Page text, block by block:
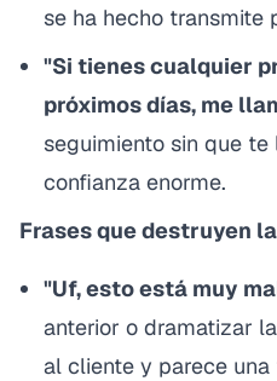
se ha hecho transmite
"Si tienes cualquier
próximos días, me
seguimiento sin que
confianza enorme.
Frases que destruyen
"Uf, esto está muy
anterior o dramatizar
al cliente y parece